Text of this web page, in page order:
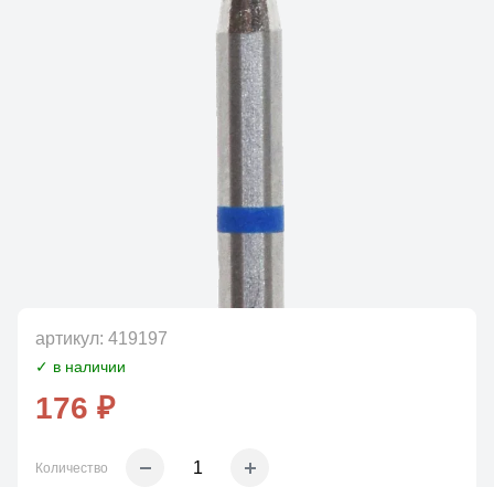
артикул: 419197
✓ в наличии
176 ₽
Количество